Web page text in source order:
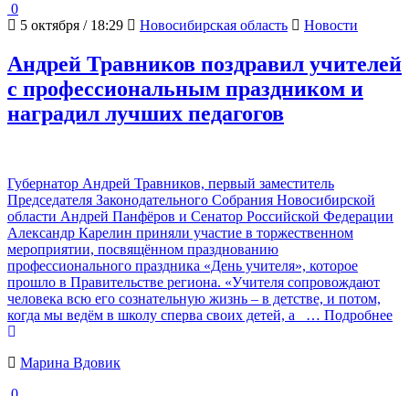
0
5 октября / 18:29
Новосибирская область Новости
Андрей Травников поздравил учителей
с профессиональным праздником и
наградил лучших педагогов
Губернатор Андрей Травников, первый заместитель
Председателя Законодательного Собрания Новосибирской
области Андрей Панфёров и Сенатор Российской Федерации
Александр Карелин приняли участие в торжественном
мероприятии, посвящённом празднованию
профессионального праздника «День учителя», которое
прошло в Правительстве региона. «Учителя сопровождают
человека всю его сознательную жизнь – в детстве, и потом,
когда мы ведём в школу сперва своих детей, а
… Подробнее
Марина Вдовик